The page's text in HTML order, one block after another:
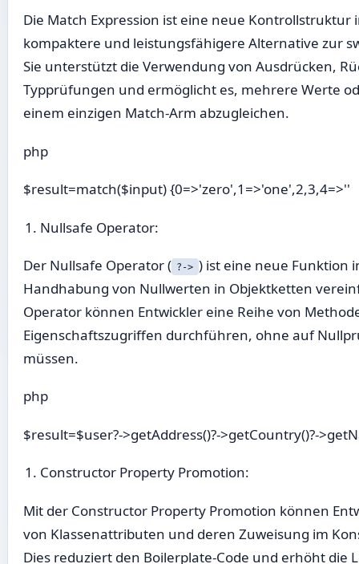
Die Match Expression ist eine neue Kontrollstruktur
kompaktere und leistungsfähigere Alternative zur
Sie unterstützt die Verwendung von Ausdrücken,
Typprüfungen und ermöglicht es, mehrere Werte
einem einzigen Match-Arm abzugleichen.
php
$result=match($input) {0=>'zero',1=>'one',2,3,4=>''
Nullsafe Operator:
Der Nullsafe Operator ( ?-> ) ist eine neue Funktion
Handhabung von Nullwerten in Objektketten
Operator können Entwickler eine Reihe von
Eigenschaftszugriffen durchführen, ohne auf
müssen.
php
$result=$user?->getAddress()?->getCountry()?-
Constructor Property Promotion:
Mit der Constructor Property Promotion können
von Klassenattributen und deren Zuweisung im
Dies reduziert den Boilerplate-Code und erhöht die